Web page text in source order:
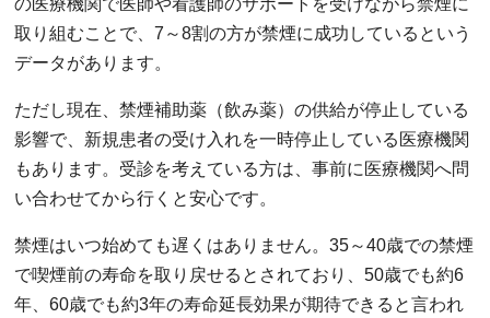
取り組むことで、7～8割の方が禁煙に成功しているという
データがあります。
ただし現在、禁煙補助薬（飲み薬）の供給が停止している
影響で、新規患者の受け入れを一時停止している医療機関
もあります。受診を考えている方は、事前に医療機関へ問
い合わせてから行くと安心です。
禁煙はいつ始めても遅くはありません。35～40歳での禁煙
で喫煙前の寿命を取り戻せるとされており、50歳でも約6
年、60歳でも約3年の寿命延長効果が期待できると言われ